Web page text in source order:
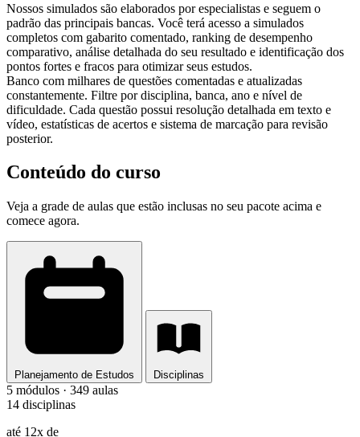
Nossos simulados são elaborados por especialistas e seguem o
padrão das principais bancas. Você terá acesso a simulados
completos com gabarito comentado, ranking de desempenho
comparativo, análise detalhada do seu resultado e identificação dos
pontos fortes e fracos para otimizar seus estudos.
Banco com milhares de questões comentadas e atualizadas
constantemente. Filtre por disciplina, banca, ano e nível de
dificuldade. Cada questão possui resolução detalhada em texto e
vídeo, estatísticas de acertos e sistema de marcação para revisão
posterior.
Conteúdo do curso
Veja a grade de aulas que estão inclusas no seu pacote acima e
comece agora.
Planejamento de Estudos Disciplinas
5 módulos · 349 aulas
14 disciplinas
até 12x de